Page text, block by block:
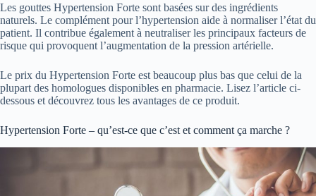
Les gouttes Hypertension Forte sont basées sur des ingrédients
naturels. Le complément pour l’hypertension aide à normaliser l’état du
patient. Il contribue également à neutraliser les principaux facteurs de
risque qui provoquent l’augmentation de la pression artérielle.
Le prix du Hypertension Forte est beaucoup plus bas que celui de la
plupart des homologues disponibles en pharmacie. Lisez l’article ci-
dessous et découvrez tous les avantages de ce produit.
Hypertension Forte – qu’est-ce que c’est et comment ça marche ?